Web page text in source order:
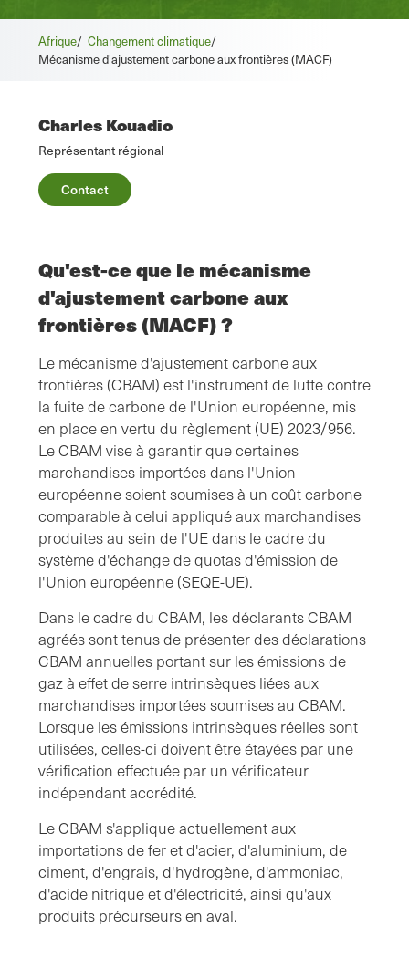
Afrique/ Changement climatique/
Mécanisme d'ajustement carbone aux frontières (MACF)
Charles Kouadio
Représentant régional
Contact
Qu'est-ce que le mécanisme
d'ajustement carbone aux
frontières (MACF) ?
Le mécanisme d'ajustement carbone aux
frontières (CBAM) est l'instrument de lutte contre
la fuite de carbone de l'Union européenne, mis
en place en vertu du règlement (UE) 2023/956.
Le CBAM vise à garantir que certaines
marchandises importées dans l'Union
européenne soient soumises à un coût carbone
comparable à celui appliqué aux marchandises
produites au sein de l'UE dans le cadre du
système d'échange de quotas d'émission de
l'Union européenne (SEQE-UE).
Dans le cadre du CBAM, les déclarants CBAM
agréés sont tenus de présenter des déclarations
CBAM annuelles portant sur les émissions de
gaz à effet de serre intrinsèques liées aux
marchandises importées soumises au CBAM.
Lorsque les émissions intrinsèques réelles sont
utilisées, celles-ci doivent être étayées par une
vérification effectuée par un vérificateur
indépendant accrédité.
Le CBAM s'applique actuellement aux
importations de fer et d'acier, d'aluminium, de
ciment, d'engrais, d'hydrogène, d'ammoniac,
d'acide nitrique et d'électricité, ainsi qu'aux
produits précurseurs en aval.